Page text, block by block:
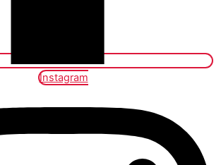
Instagram